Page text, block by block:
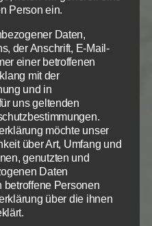
ist das Volk Israel.
im Verlauf seiner
seiner geistlichen
Israels steht
den Gott auserwählt
auserwählte Volk
als (oft warnendes)
10, 6), denn wir als
Israel (Röm 2, 29; Gal
des Bundesvolkes
Person ein.
Daten,
der Anschrift, E-Mail-
einer betroffenen
mit der
und in
uns geltenden
möchte unser
über Art, Umfang und
genutzten und
Daten
betroffene Personen
über die ihnen